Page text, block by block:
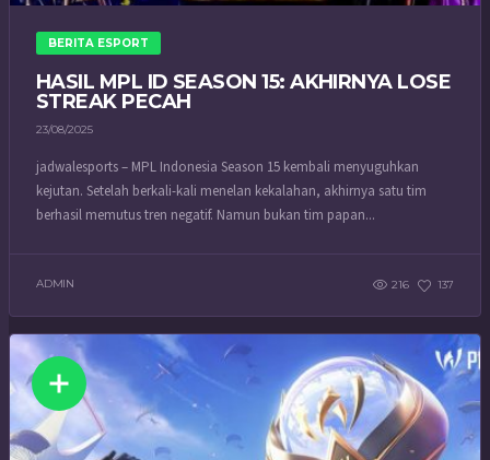
BERITA ESPORT
HASIL MPL ID SEASON 15: AKHIRNYA LOSE
STREAK PECAH
23/08/2025
jadwalesports – MPL Indonesia Season 15 kembali menyuguhkan
kejutan. Setelah berkali-kali menelan kekalahan, akhirnya satu tim
berhasil memutus tren negatif. Namun bukan tim papan...
ADMIN 216 137